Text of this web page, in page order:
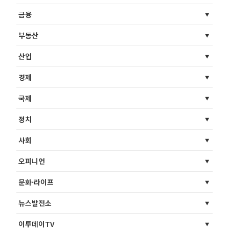
금융
부동산
산업
경제
국제
정치
사회
오피니언
문화·라이프
뉴스발전소
이투데이TV